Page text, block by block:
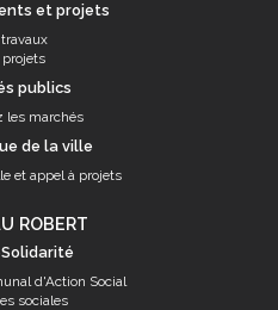
et projets
projets
publics
les marchés
de la ville
et appel à projets
ROBERT
d'Action Social
sociales